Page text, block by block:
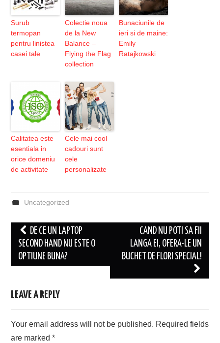
Surub
termopan
pentru linistea
casei tale
Colectie noua
de la New
Balance –
Flying the Flag
collection
Bunaciunile de
ieri si de maine:
Emily
Ratajkowski
Calitatea este
esentiala in
orice domeniu
de activitate
Cele mai cool
cadouri sunt
cele
personalizate
Uncategorized
Post
navigation
DE CE UN LAPTOP
SECOND HAND NU ESTE O
OPTIUNE BUNA?
CAND NU POTI SA FII
LANGA EI, OFERA-LE UN
BUCHET DE FLORI SPECIAL!
LEAVE A REPLY
Your email address will not be published. Required fields
are marked*